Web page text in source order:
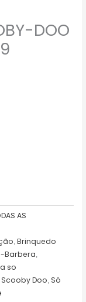
DOO
AS
, Brinquedo
Barbera,
so
Scooby Doo,Só